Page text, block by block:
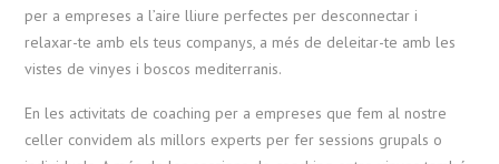
per a empreses a l’aire lliure perfectes per desconnectar i
relaxar-te amb els teus companys, a més de deleitar-te amb les
vistes de vinyes i boscos mediterranis.
En les activitats de coaching per a empreses que fem al nostre
celler convidem als millors experts per fer sessions grupals o